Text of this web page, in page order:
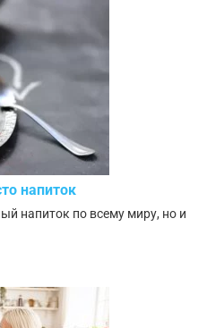
напиток
напиток по всему миру, но и